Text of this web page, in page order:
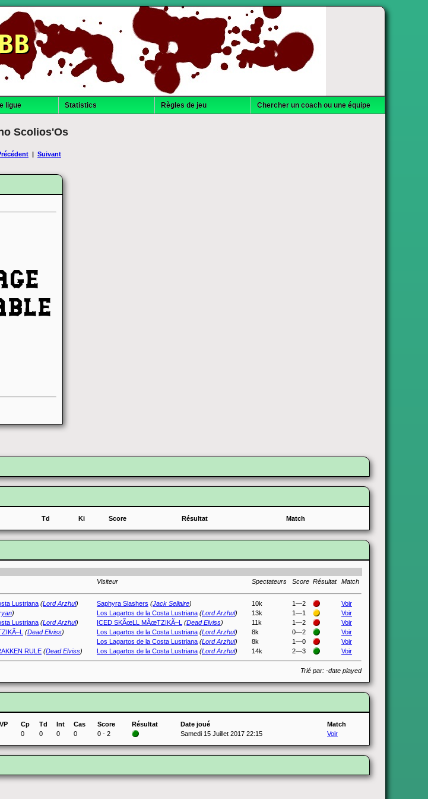
ligue Statistics Règles de jeu Chercher un coach ou une équipe
Scolios'Os
| Suivant
Td Ki Score Résultat Match
Visiteur Spectateurs Score Résultat Match
Lustriana (Lord Arzhul) Saphyra Slashers (Jack Sellaire) 10k 1—2
Voir
) Los Lagartos de la Costa Lustriana (Lord Arzhul) 13k 1—1
Voir
Lustriana (Lord Arzhul) ICED SKÃœLL MÃœTZIKÃ–L (Dead Elviss) 11k 1—2
Voir
(Dead Elviss) Los Lagartos de la Costa Lustriana (Lord Arzhul) 8k 0—2
Voir
Los Lagartos de la Costa Lustriana (Lord Arzhul) 8k 1—0
Voir
RULE (Dead Elviss) Los Lagartos de la Costa Lustriana (Lord Arzhul) 14k 2—3 Voir
Trié par: -date played
Cp Td Int Cas Score Résultat Date joué
Match
0 0 0 0 0 - 2 Samedi 15 Juillet 2017 22:15 Voir